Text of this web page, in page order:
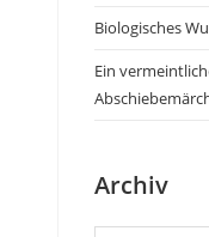
Biologisches
Ein
Archiv